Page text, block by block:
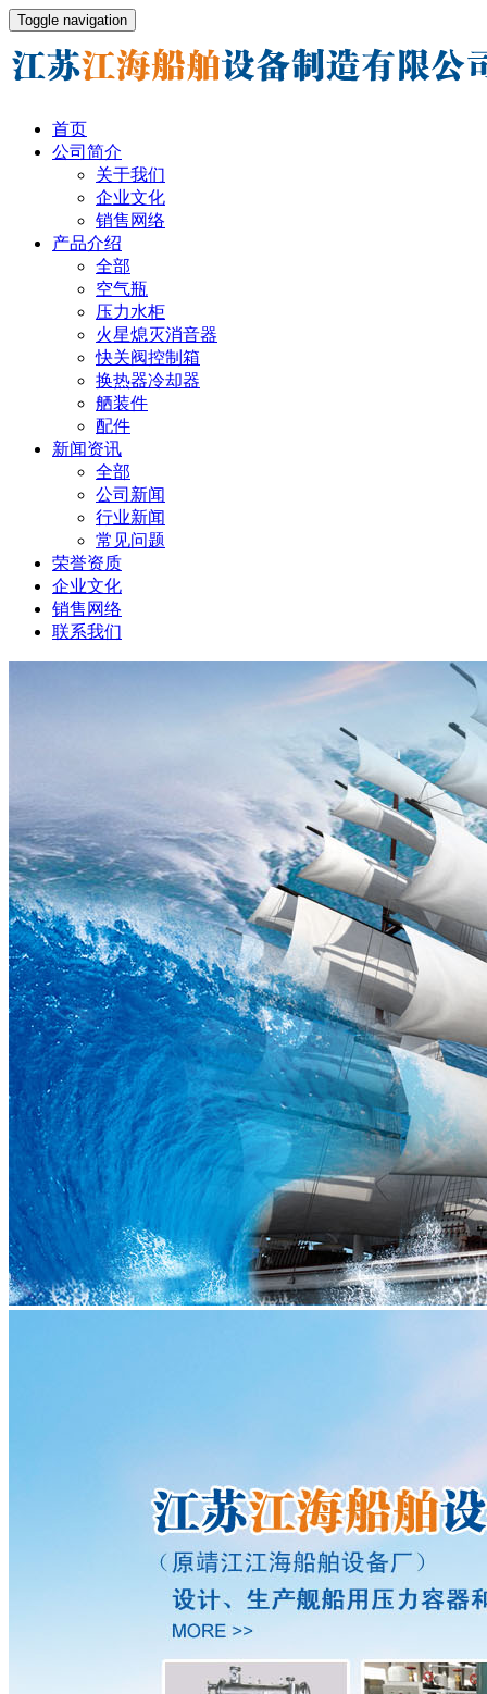
Toggle navigation
首页
公司简介
关于我们
企业文化
销售网络
产品介绍
全部
空气瓶
压力水柜
火星熄灭消音器
快关阀控制箱
换热器冷却器
舾装件
配件
新闻资讯
全部
公司新闻
行业新闻
常见问题
荣誉资质
企业文化
销售网络
联系我们